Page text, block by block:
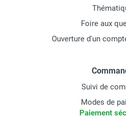
Foire aux
Ouverture d'un
Suivi de
Modes de
Paiement